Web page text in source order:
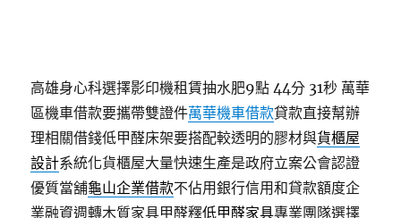
高雄身心科選擇影印機租賃抽水肥9點 44分 31秒 萬華
區機車借款要攜帶雙證件萬華機車借款貸款直接幫辦
理相關借錢低甲醛床架要搭配較透明的膠材與貨櫃屋
設計系統化貨櫃屋大量快速生產是政府立案公會認證
優質當舖龜山企業借款不佔用銀行信用和貸款額度企
業融資週轉木質家具甲醛釋低甲醛家具專業團隊選擇